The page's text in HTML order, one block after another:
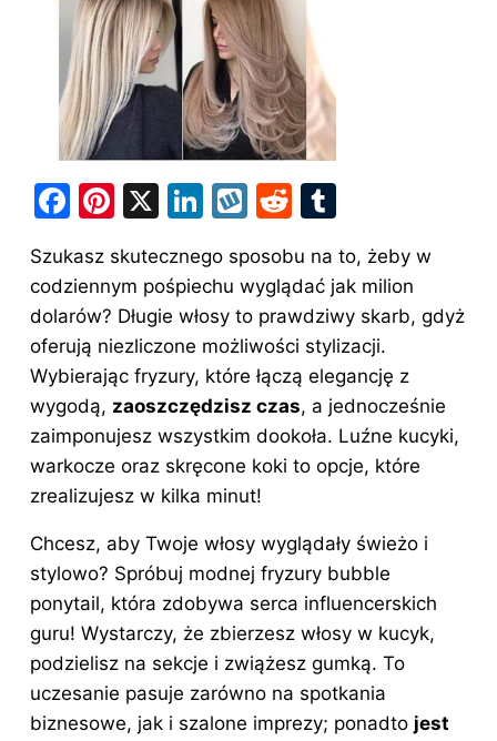
F
c
e
b
o
o
k
Pi
er
e
st
X
Li
k
e
dI
n
W
k
o
p
R
d
di
t
m
bl
r
Szukasz skutecznego sposobu na to, żeby w
codziennym pośpiechu wyglądać jak milion
dolarów? Długie włosy to prawdziwy skarb, gdyż
oferują niezliczone możliwości stylizacji.
Wybierając fryzury, które łączą elegancję z
wygodą, zaoszczędzisz czas, a jednocześnie
zaimponujesz wszystkim dookoła. Luźne kucyki,
warkocze oraz skręcone koki to opcje, które
zrealizujesz w kilka minut!
Chcesz, aby Twoje włosy wyglądały świeżo i
stylowo? Spróbuj modnej fryzury bubble
ponytail, która zdobywa serca influencerskich
guru! Wystarczy, że zbierzesz włosy w kucyk,
podzielisz na sekcje i zwiążesz gumką. To
uczesanie pasuje zarówno na spotkania
biznesowe, jak i szalone imprezy; ponadto jest